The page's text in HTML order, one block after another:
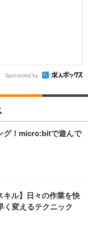
Sponsored by
グ！micro:bitで遊んで
キル】日々の作業を快
く変えるテクニック